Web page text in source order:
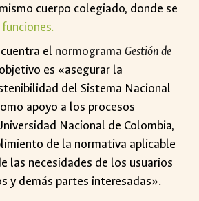
cuerpo colegiado, donde se
funciones.
el normogramaGestión de
es «asegurar la
del Sistema Nacional
apoyo a los procesos
Nacional de Colombia,
de la normativa aplicable
las necesidades de los usuarios
y demás partes interesadas».